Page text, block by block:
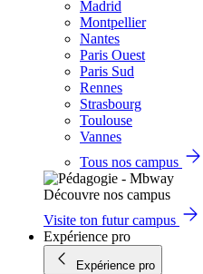
Madrid
Montpellier
Nantes
Paris Ouest
Paris Sud
Rennes
Strasbourg
Toulouse
Vannes
Tous nos campus
Découvre nos campus
Visite ton futur campus
Expérience pro
Expérience pro